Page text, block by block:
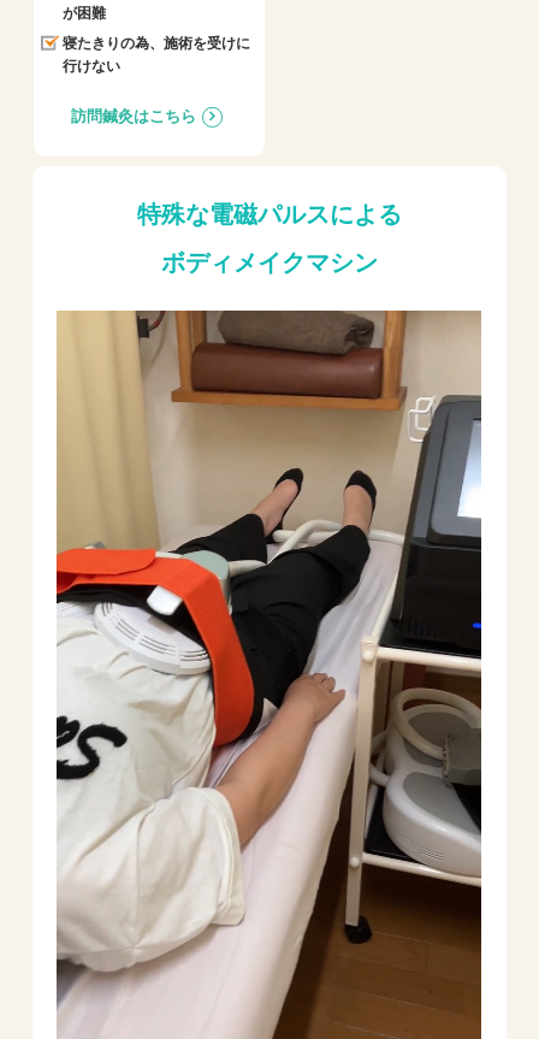
が困難
寝たきりの為、施術を受けに
行けない
訪問鍼灸はこちら
特殊な電磁パルスによる
ボディメイクマシン